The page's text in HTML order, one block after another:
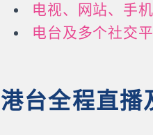
电视、网站、手
电台及多个社交
港台全程直播